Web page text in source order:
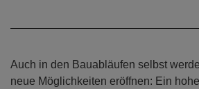
Auch in den Bauabläufen selbst
neue Möglichkeiten eröffnen: Ein